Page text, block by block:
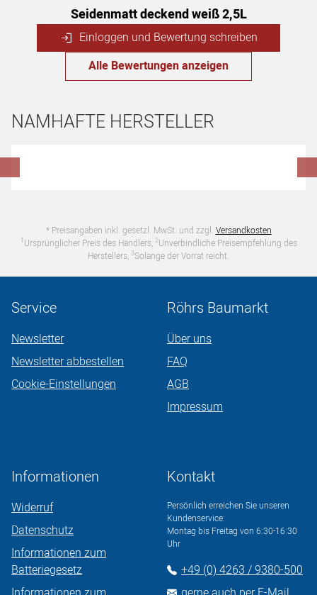
Seidenmatt deckend weiß 2,5L
Einloggen und Bewertung schreiben
Alle Bewertungen anzeigen
NAMHAFTE HERSTELLER
* Preisangaben inkl. gesetzl. MwSt. und zzgl. Versandkosten
1 Ursprünglicher Preis des Händlers, 2Unverbindliche Preisempfehlung des
Herstellers, 3Solange der Vorrat reicht.
Service
Newsletter
Newsletter abbestellen
Cookie-Einstellungen
Röhrs Baumarkt
Über uns
FAQ
AGB
Impressum
Informationen
Widerruf
Datenschutz
Informationen zum
Batteriegesetz
Kontakt
Persönlich erreichen Sie unseren
Kundenservice:
Montag bis Freitag von 6:30-16:30
Uhr
+49 (0) 4263 / 9380-500